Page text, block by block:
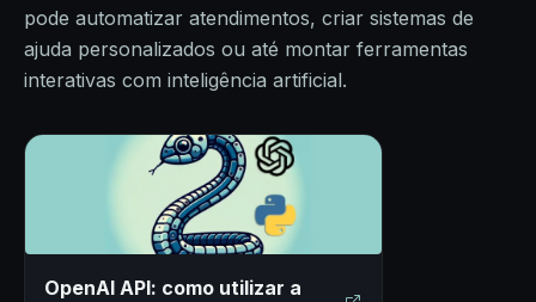
pode automatizar atendimentos, criar sistemas de
ajuda personalizados ou até montar ferramentas
interativas com inteligência artificial.
OpenAI API: como utilizar a